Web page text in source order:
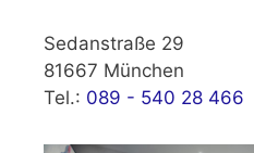
Sedanstraße 29
81667 München
Tel.: 089 - 540 28 466